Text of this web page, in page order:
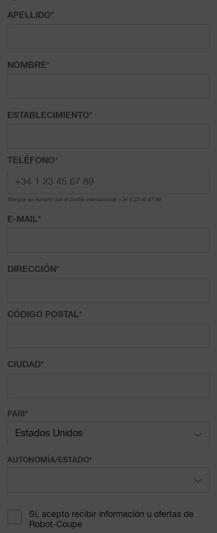
APELLIDO*
NOMBRE*
ESTABLECIMIENTO*
TELÉFONO*
Marque su número con el prefijo internacional: +34 6 23 45 67 89
E-MAIL*
DIRECCIÓN *
CÓDIGO POSTAL*
CIUDAD*
PAÍS*
Estados Unidos
Afganistán
AUTONOMÍA/ESTADO*
Alaska
Sí, acepto recibir información u ofertas de
Robot-Coupe